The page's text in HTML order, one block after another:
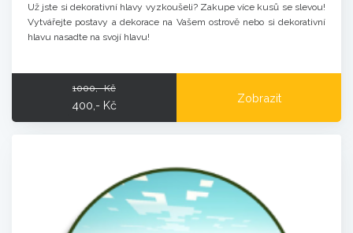
Už jste si dekorativní hlavy vyzkoušeli? Zakupe více kusů se slevou!
Vytvářejte postavy a dekorace na Vašem ostrově nebo si dekorativní
hlavu nasadte na svojí hlavu!
1000,- Kč
400,- Kč
Zobrazit